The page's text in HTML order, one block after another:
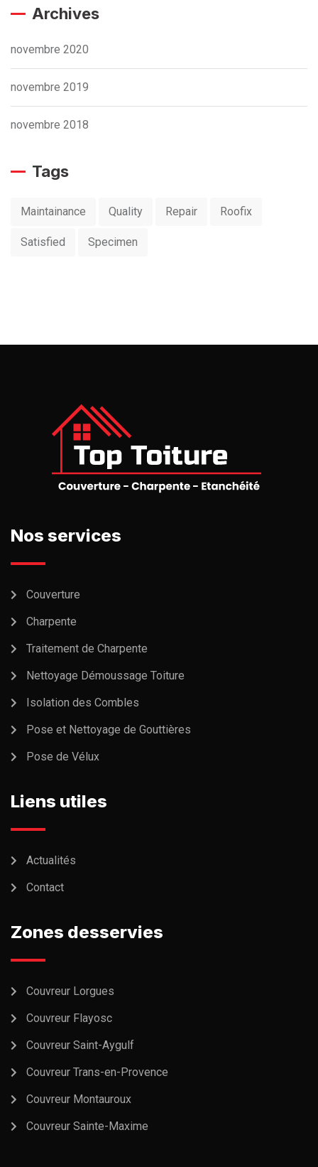
Archives
novembre 2020
novembre 2019
novembre 2018
Tags
Maintainance Quality Repair Roofix
Satisfied Specimen
Nos services
Couverture
Charpente
Traitement de Charpente
Nettoyage Démoussage Toiture
Isolation des Combles
Pose et Nettoyage de Gouttières
Pose de Vélux
Liens utiles
Actualités
Contact
Zones desservies
Couvreur Lorgues
Couvreur Flayosc
Couvreur Saint-Aygulf
Couvreur Trans-en-Provence
Couvreur Montauroux
Couvreur Sainte-Maxime